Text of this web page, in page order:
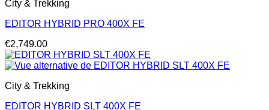
City & Trekking
EDITOR HYBRID PRO 400X FE
€2,749.00
City & Trekking
EDITOR HYBRID SLT 400X FE